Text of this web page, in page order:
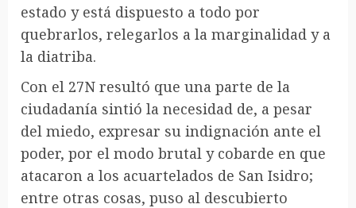
estado y está dispuesto a todo por
quebrarlos, relegarlos a la marginalidad y a
la diatriba.
Con el 27N resultó que una parte de la
ciudadanía sintió la necesidad de, a pesar
del miedo, expresar su indignación ante el
poder, por el modo brutal y cobarde en que
atacaron a los acuartelados de San Isidro;
entre otras cosas, puso al descubierto